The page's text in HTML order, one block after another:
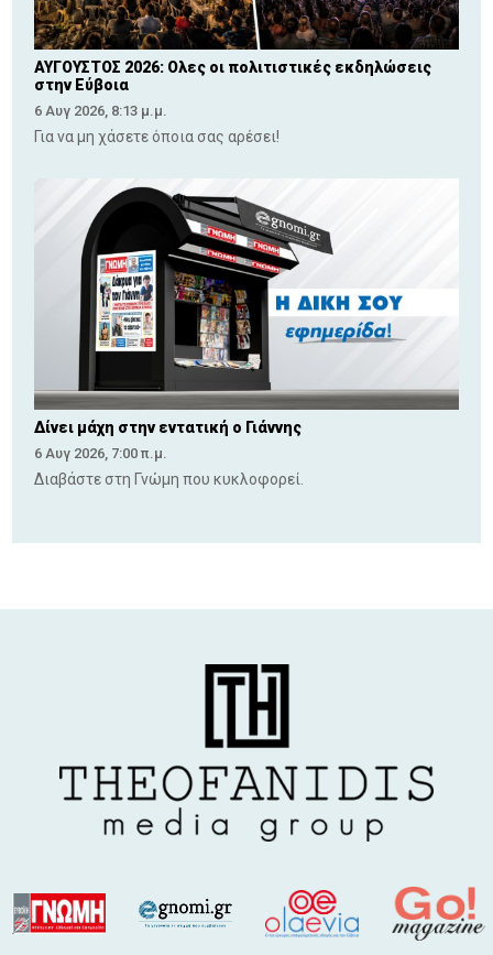
ΑΥΓΟΥΣΤΟΣ 2026: Ολες οι πολιτιστικές εκδηλώσεις
στην Εύβοια
6 Αυγ 2026, 8:13 μ.μ.
Για να μη χάσετε όποια σας αρέσει!
Δίνει μάχη στην εντατική ο Γιάννης
6 Αυγ 2026, 7:00 π.μ.
Διαβάστε στη Γνώμη που κυκλοφορεί.